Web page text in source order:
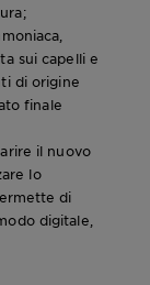
sui capelli e
di origine
finale
il nuovo
lo
di
digitale,